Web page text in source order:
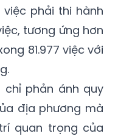
phải thi hành
tương ứng hơn
81.977 việc với
chỉ phản ánh quy
địa phương mà
quan trọng của